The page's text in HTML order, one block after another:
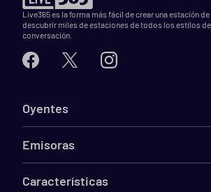
Live365 es la forma más fácil de crear una estación
descubrir miles de estaciones de todos los estilos
conversación.
Oyentes
Emisoras
Características